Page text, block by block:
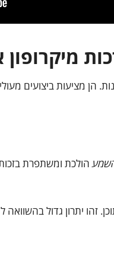
מיקרופון
הן מציעות ביצועים
הולכת ומשתפרת
יתרון גדול בהשוואה